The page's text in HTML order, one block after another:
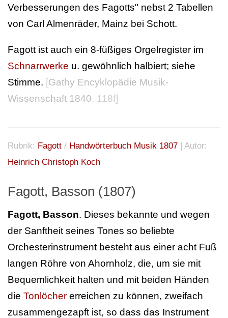
Verbesserungen des Fagotts" nebst 2 Tabellen
von Carl Almenräder, Mainz bei Schott.
Fagott ist auch ein 8-füßiges Orgelregister im
Schnarrwerke u. gewöhnlich halbiert; siehe
Stimme. [Gathy Encyklopädie Musik-
Wissenschaft 1840, 118f]
Rubrik: Fagott / Handwörterbuch Musik 1807 | Autor:
Heinrich Christoph Koch
Fagott, Basson (1807)
Fagott, Basson. Dieses bekannte und wegen
der Sanftheit seines Tones so beliebte
Orchesterinstrument besteht aus einer acht Fuß
langen Röhre von Ahornholz, die, um sie mit
Bequemlichkeit halten und mit beiden Händen
die Tonlöcher erreichen zu können, zweifach
zusammengezapft ist, so dass das Instrument